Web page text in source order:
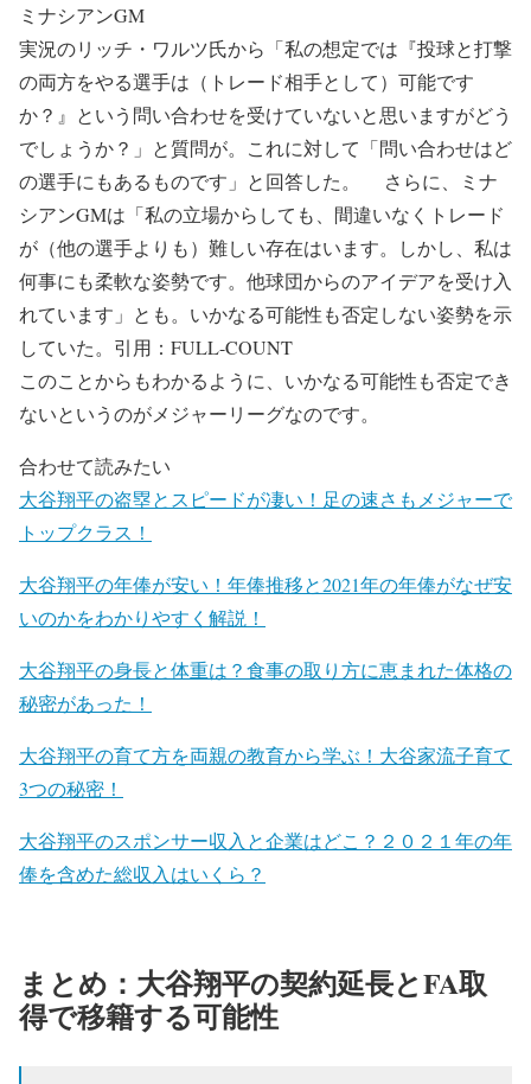
ミナシアンGM
実況のリッチ・ワルツ氏から「私の想定では『投球と打撃
の両方をやる選手は（トレード相手として）可能です
か？』という問い合わせを受けていないと思いますがどう
でしょうか？」と質問が。これに対して「問い合わせはど
の選手にもあるものです」と回答した。 さらに、ミナ
シアンGMは「私の立場からしても、間違いなくトレード
が（他の選手よりも）難しい存在はいます。しかし、私は
何事にも柔軟な姿勢です。他球団からのアイデアを受け入
れています」とも。いかなる可能性も否定しない姿勢を示
していた。引用：FULL-COUNT
このことからもわかるように、いかなる可能性も否定でき
ないというのがメジャーリーグなのです。
合わせて読みたい
大谷翔平の盗塁とスピードが凄い！足の速さもメジャーで
トップクラス！
大谷翔平の年俸が安い！年俸推移と2021年の年俸がなぜ安
いのかをわかりやすく解説！
大谷翔平の身長と体重は？食事の取り方に恵まれた体格の
秘密があった！
大谷翔平の育て方を両親の教育から学ぶ！大谷家流子育て
3つの秘密！
大谷翔平のスポンサー収入と企業はどこ？２０２１年の年
俸を含めた総収入はいくら？
まとめ：大谷翔平の契約延長とFA取
得で移籍する可能性